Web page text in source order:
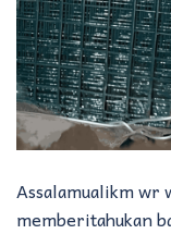
Assalamualikm wr
memberitahukan